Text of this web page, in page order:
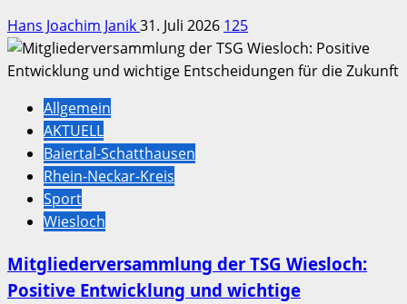
Hans Joachim Janik31. Juli 2026 125
Allgemein
AKTUELL
Baiertal-Schatthausen
Rhein-Neckar-Kreis
Sport
Wiesloch
Mitgliederversammlung der TSG Wiesloch:
Positive Entwicklung und wichtige